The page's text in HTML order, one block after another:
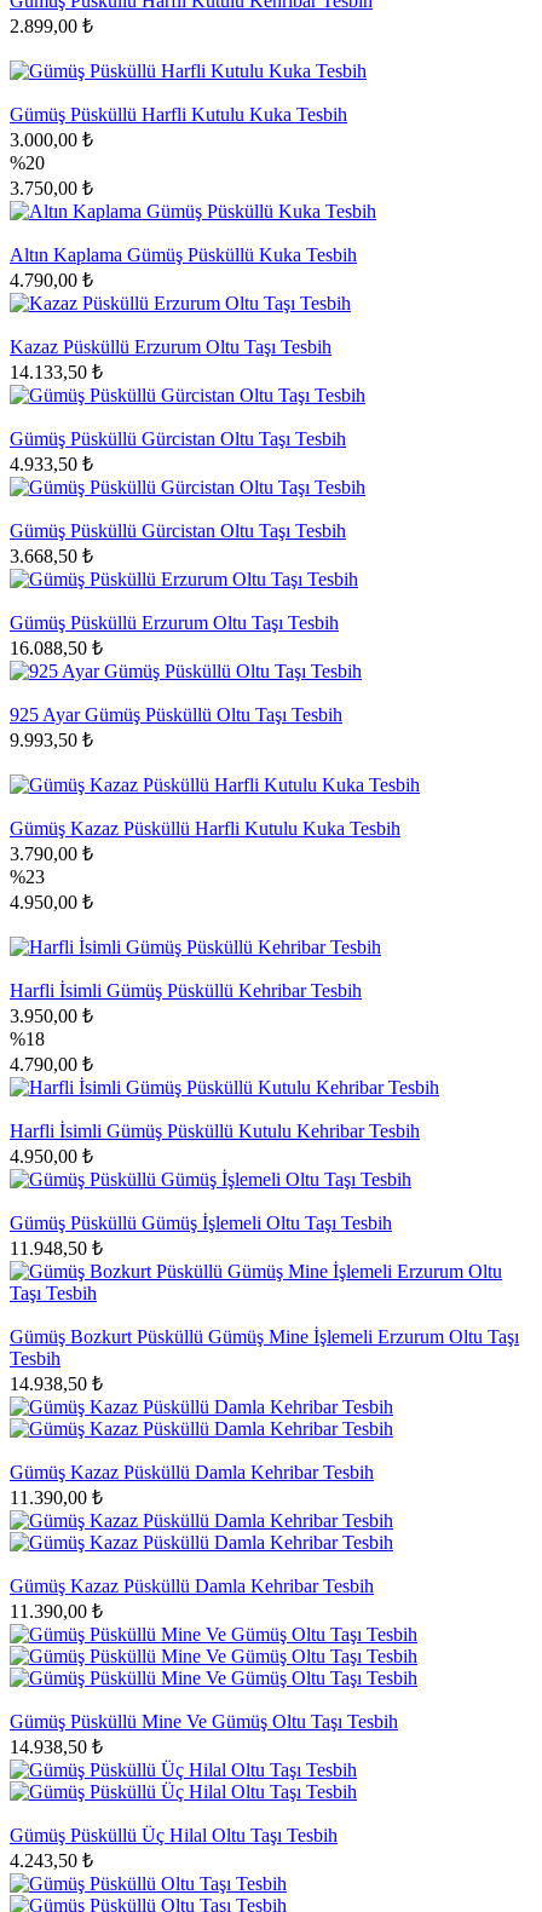
2.899,00 ₺
Gümüş Püsküllü Harfli Kutulu Kuka Tesbih
3.000,00 ₺
%20
3.750,00 ₺
Altın Kaplama Gümüş Püsküllü Kuka Tesbih
4.790,00 ₺
Kazaz Püsküllü Erzurum Oltu Taşı Tesbih
14.133,50 ₺
Gümüş Püsküllü Gürcistan Oltu Taşı Tesbih
4.933,50 ₺
Gümüş Püsküllü Gürcistan Oltu Taşı Tesbih
3.668,50 ₺
Gümüş Püsküllü Erzurum Oltu Taşı Tesbih
16.088,50 ₺
925 Ayar Gümüş Püsküllü Oltu Taşı Tesbih
9.993,50 ₺
Gümüş Kazaz Püsküllü Harfli Kutulu Kuka Tesbih
3.790,00 ₺
%23
4.950,00 ₺
Harfli İsimli Gümüş Püsküllü Kehribar Tesbih
3.950,00 ₺
%18
4.790,00 ₺
Harfli İsimli Gümüş Püsküllü Kutulu Kehribar Tesbih
4.950,00 ₺
Gümüş Püsküllü Gümüş İşlemeli Oltu Taşı Tesbih
11.948,50 ₺
Gümüş Bozkurt Püsküllü Gümüş Mine İşlemeli Erzurum Oltu Taşı
Tesbih
14.938,50 ₺
Gümüş Kazaz Püsküllü Damla Kehribar Tesbih
11.390,00 ₺
Gümüş Kazaz Püsküllü Damla Kehribar Tesbih
11.390,00 ₺
Gümüş Püsküllü Mine Ve Gümüş Oltu Taşı Tesbih
14.938,50 ₺
Gümüş Püsküllü Üç Hilal Oltu Taşı Tesbih
4.243,50 ₺